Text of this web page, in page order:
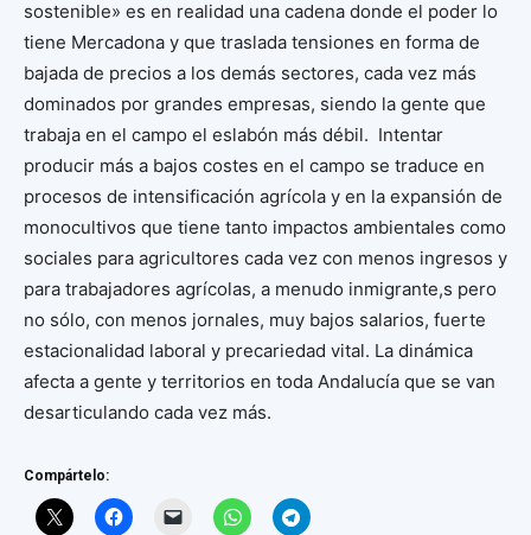
sostenible» es en realidad una cadena donde el poder lo
tiene Mercadona y que traslada tensiones en forma de
bajada de precios a los demás sectores, cada vez más
dominados por grandes empresas, siendo la gente que
trabaja en el campo el eslabón más débil. Intentar
producir más a bajos costes en el campo se traduce en
procesos de intensificación agrícola y en la expansión de
monocultivos que tiene tanto impactos ambientales como
sociales para agricultores cada vez con menos ingresos y
para trabajadores agrícolas, a menudo inmigrante,s pero
no sólo, con menos jornales, muy bajos salarios, fuerte
estacionalidad laboral y precariedad vital. La dinámica
afecta a gente y territorios en toda Andalucía que se van
desarticulando cada vez más.
Compártelo: